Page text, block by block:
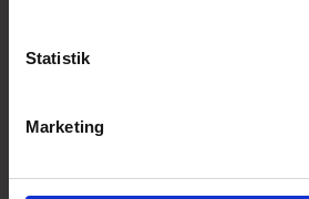
Statistik
Marketing